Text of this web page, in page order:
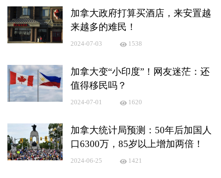
加拿大政府打算买酒店，来安置越
来越多的难民！
2024-07-03 1538
加拿大变“小印度”！网友迷茫：还
值得移民吗？
2024-07-01 1620
加拿大统计局预测：50年后加国人
口6300万，85岁以上增加两倍！
2024-06-25 1421